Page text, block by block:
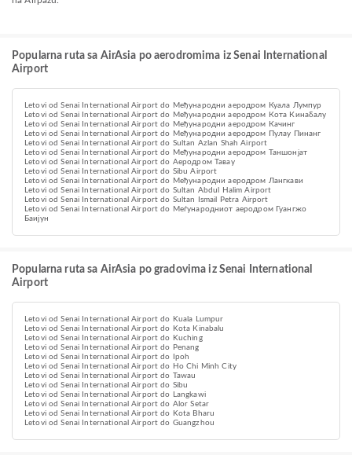
Popularna ruta sa AirAsia po aerodromima iz Senai International
Airport
Letovi od Senai International Airport do Међународни аеродром Куала Лумпур
Letovi od Senai International Airport do Међународни аеродром Кота Кинабалу
Letovi od Senai International Airport do Међународни аеродром Качинг
Letovi od Senai International Airport do Међународни аеродром Пулау Пинанг
Letovi od Senai International Airport do Sultan Azlan Shah Airport
Letovi od Senai International Airport do Међународни аеродром Таншонјат
Letovi od Senai International Airport do Aеродром Тавау
Letovi od Senai International Airport do Sibu Airport
Letovi od Senai International Airport do Међународни аеродром Лангкави
Letovi od Senai International Airport do Sultan Abdul Halim Airport
Letovi od Senai International Airport do Sultan Ismail Petra Airport
Letovi od Senai International Airport do Меѓународниот аеродром Гуангжо
Баијун
Popularna ruta sa AirAsia po gradovima iz Senai International
Airport
Letovi od Senai International Airport do Kuala Lumpur
Letovi od Senai International Airport do Kota Kinabalu
Letovi od Senai International Airport do Kuching
Letovi od Senai International Airport do Penang
Letovi od Senai International Airport do Ipoh
Letovi od Senai International Airport do Ho Chi Minh City
Letovi od Senai International Airport do Tawau
Letovi od Senai International Airport do Sibu
Letovi od Senai International Airport do Langkawi
Letovi od Senai International Airport do Alor Setar
Letovi od Senai International Airport do Kota Bharu
Letovi od Senai International Airport do Guangzhou